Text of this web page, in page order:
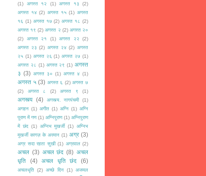
(1)
अगस्त १२ (1) अगस्त १३
(2)
अगस्त १४ (2) अगस्त १५ (1) अगस्त
१६ (1) अगस्त १७ (2) अगस्त १८ (2)
अगस्त १९ (2) अगस्त २ (2) अगस्त २०
(2)
अगस्त २१ (1) अगस्त २२
(2)
अगस्त २३ (2) अगस्त २४ (2) अगस्त
२५ (1) अगस्त २६ (1) अगस्त २७ (1)
अगस्त २८ (1) अगस्त २९ (1) अगस्त
३ (3) अगस्त ३० (1) अगस्त ४ (1)
अगस्त ५ (3) अगस्त ६ (2) अगस्त ७
(2)
अगस्त ८ (2) अगस्त ९ (1)
अगस्त्य (4) अगस्त्य. नागपंचमी
(1)
अगहन (1) अगीत (1) अग्नि (1) अग्नि
पुराण में गण (1) अग्निपुराण (1) अग्निपुराण
में छंद (1) अग्निभ मुखर्जी (1) अग्निभ
मुखर्जी कागज़ के अरमान (1) अग्र (3)
अग्र सदा रहता सुखी (1) अग्रवाल (2)
अचल (3) अचल छंद (8) अचल
धृति
(4) अचल धृति छंद (6)
अचलधृति (2) अच्छे दिन (1) अजमल